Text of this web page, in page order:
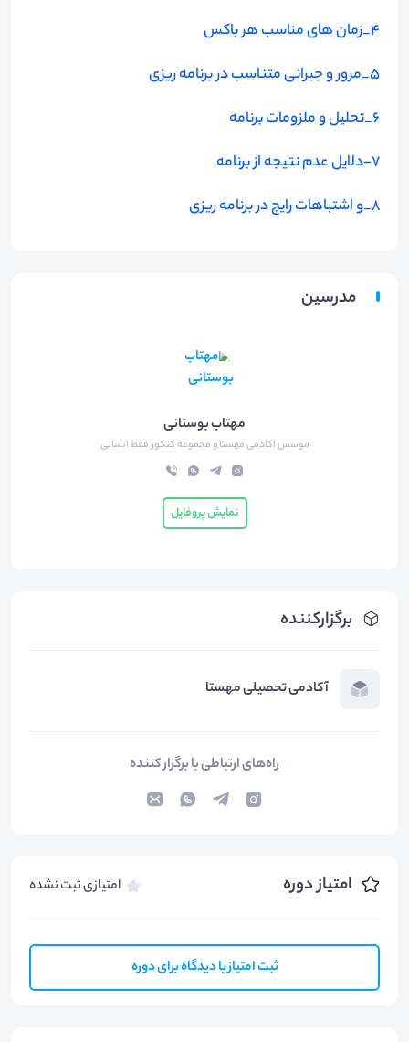
برگزارکننده
آکادمی تحصیلی مهستا
راه‌های ارتباطی با برگزار کننده
امتیاز دوره امتیازی ثبت نشده
ثبت امتیاز یا دیدگاه برای دوره
4_زمان های مناسب هر باکس
5_مرور و جبرانی متناسب در برنامه ریزی
6_تحلیل و ملزومات برنامه
7-دلایل عدم نتیجه از برنامه
8_و اشتباهات رایج در برنامه ریزی
مدرسین
مهتاب بوستانی
موسس اکادمی مهستا و مجموعه کنکور فقط انسانی
نمایش پروفایل